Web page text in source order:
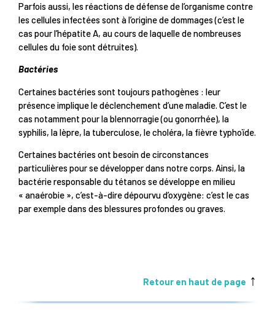
Parfois aussi, les réactions de défense de l’organisme contre
les cellules infectées sont à l’origine de dommages (c’est le
cas pour l’hépatite A, au cours de laquelle de nombreuses
cellules du foie sont détruites).
Bactéries
Certaines bactéries sont toujours pathogènes : leur
présence implique le déclenchement d’une maladie. C’est le
cas notamment pour la blennorragie (ou gonorrhée), la
syphilis, la lèpre, la tuberculose, le choléra, la fièvre typhoïde.
Certaines bactéries ont besoin de circonstances
particulières pour se développer dans notre corps. Ainsi, la
bactérie responsable du tétanos se développe en milieu
« anaérobie », c’est-à-dire dépourvu d’oxygène: c’est le cas
par exemple dans des blessures profondes ou graves.
Retour en haut de page ↑